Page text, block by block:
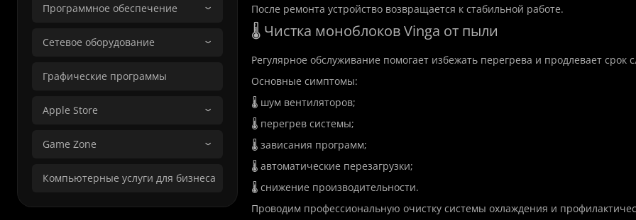
Программное обеспечение
Сетевое оборудование
Графические программы
Apple Store
Game Zone
Компьютерные услуги для бизнеса
После ремонта устройство возвращается к стабильной работе.
🌡️ Чистка моноблоков Vinga от пыли
Регулярное обслуживание помогает избежать перегрева и продлевает срок
Основные симптомы:
🌡️ шум вентиляторов;
🌡️ перегрев системы;
🌡️ зависания программ;
🌡️ автоматические перезагрузки;
🌡️ снижение производительности.
Проводим профессиональную очистку системы охлаждения и